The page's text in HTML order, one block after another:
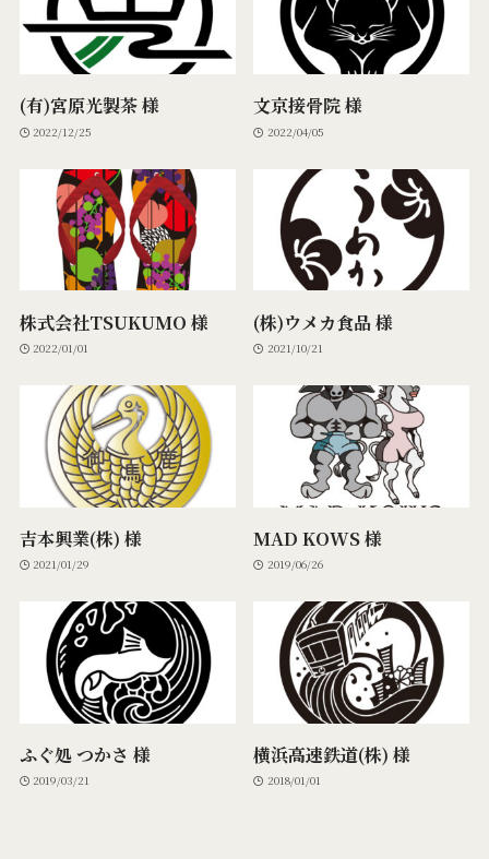
(有)宮原光製茶 様
2022/12/25
文京接骨院 様
2022/04/05
株式会社TSUKUMO 様
2022/01/01
(株)ウメカ食品 様
2021/10/21
吉本興業(株) 様
2021/01/29
MAD KOWS 様
2019/06/26
ふぐ処 つかさ 様
2019/03/21
横浜高速鉄道(株) 様
2018/01/01